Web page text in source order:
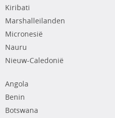
Kiribati
Marshalleilanden
Micronesië
Nauru
Nieuw-Caledonië
Angola
Benin
Botswana